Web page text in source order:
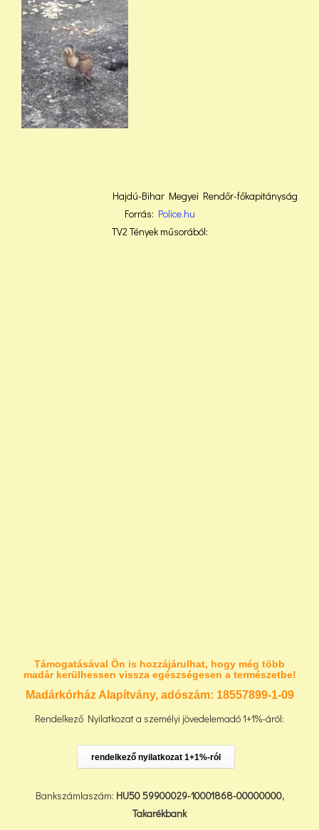
Hajdú-Bihar Megyei Rendőr-főkapitányság
Forrás: Police.hu
TV2 Tények műsorából:
Támogatásával Ön is hozzájárulhat, hogy még több
madár kerülhessen vissza egészségesen a természetbe!
Madárkórház Alapítvány, adószám: 18557899-1-09
Rendelkező Nyilatkozat a személyi jövedelemadó 1+1%-áról:
rendelkező nyilatkozat 1+1%-ról
Bankszámlaszám: HU50 59900029-10001868-00000000,
Takarékbank